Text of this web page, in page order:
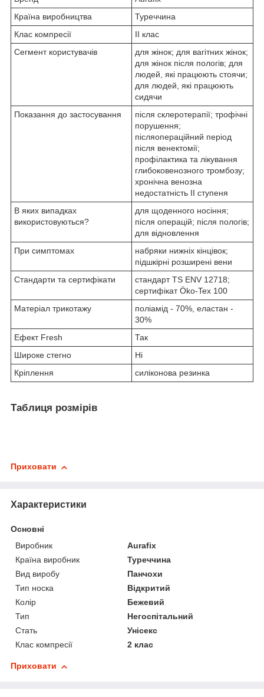
Країна виробництва
Туреччина
Клас компресії
II клас
Сегмент користувачів
для жінок; для вагітних жінок;
для жінок після пологів; для
людей, які працюють стоячи;
для людей, які працюють
сидячи
Показання до застосування
після склеротерапії; трофічні
порушення;
післяопераційний період
після венектомії;
профілактика та лікування
глибоковенозного тромбозу;
хронічна венозна
недостатність II ступеня
В яких випадках
використовуються?
для щоденного носіння;
після операцій; після пологів;
для відновлення
При симптомах
набряки нижніх кінцівок;
підшкірні розширені вени
Стандарти та сертифікати
стандарт TS ENV 12718;
сертифікат Öko-Tex 100
Матеріал трикотажу
поліамід - 70%, еластан -
30%
Ефект Fresh
Так
Широке стегно
Ні
Кріплення
силіконова резинка
Таблиця розмірів
Приховати
Характеристики
Основні
Виробник
Aurafix
Країна виробник
Туреччина
Вид виробу
Панчохи
Тип носка
Відкритий
Колір
Бежевий
Тип
Негоспітальний
Стать
Унісекс
Клас компресії
2 клас
Приховати